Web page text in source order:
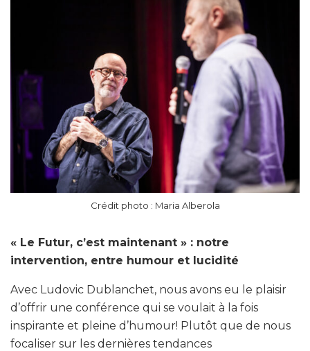
Crédit photo : Maria Alberola
« Le Futur, c’est maintenant » : notre
intervention, entre humour et lucidité
Avec Ludovic Dublanchet, nous avons eu le plaisir
d’offrir une conférence qui se voulait à la fois
inspirante et pleine d’humour! Plutôt que de nous
focaliser sur les dernières tendances